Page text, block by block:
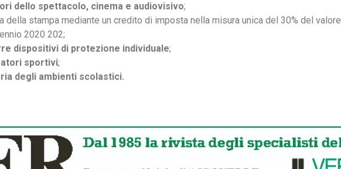
dello spettacolo, cinema e audiovisivo;
stampa mediante un credito di imposta nella misura unica del 30% del valore
2020 202;
dispositivi di protezione individuale;
sportivi;
degli ambienti scolastici.